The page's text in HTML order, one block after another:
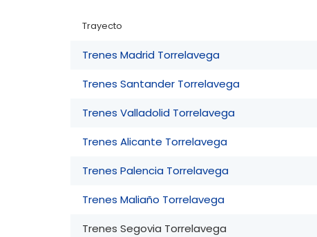
Trayecto
Trenes Madrid Torrelavega
Trenes Santander Torrelavega
Trenes Valladolid Torrelavega
Trenes Alicante Torrelavega
Trenes Palencia Torrelavega
Trenes Maliaño Torrelavega
Trenes Segovia Torrelavega